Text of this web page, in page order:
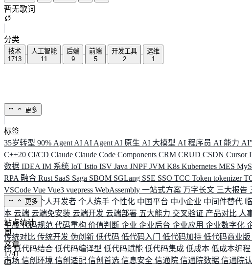
暂无歌词
分类
技术
1713
人工智能
11
后端
9
前端
5
开发工具
2
运维
1
更多
标签
35岁转型 90% Agent AI AI Agent AI 原生 AI 大模型 AI 程序员 AI 能力
C++20 CI/CD Claude Claude Code Components CRM CRUD CSDN Cursor
数据 IDEA IM 系统 IoT Istio ISV Java JNPF JVM K8s Kubernetes MES
RPA 融合 Rust SaaS Saga SBOM SGLang SSE SSO TCC Token tokenizer
VSCode Vue Vue3 vuepress WebAssembly 一站式方案 万字长文 三大报告
业务连续个人开发者 个人练手 个性化 中国平台 中小企业 中间件替代
本 云端 云端免安装 云端开发 云端部署 五大能力 交叉验证 产品对比 人
生成代码规范 代码重构 价值判断 企业 企业后台 企业应用 企业数字化
传统对比 传统开发 伪创新 低代码 低代码入门 低代码加持 低代码商业版
榜低代码结合 低代码编译型 低代码赋能 低代码集成 低成本 低成本编程
市场 信创环境 信创适配 信创首选 信息安全 信通院 信通院数据 信通院
更多
站点统计
文章
1741